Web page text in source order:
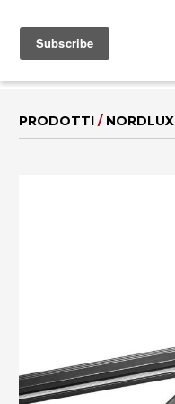
PRODOTTI / NORDLUX